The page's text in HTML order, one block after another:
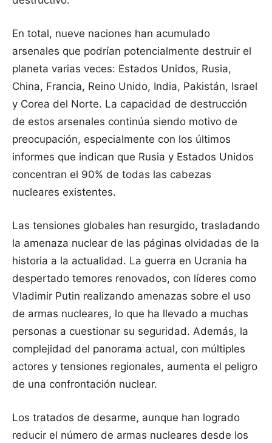
En total, nueve naciones han acumulado
arsenales que podrían potencialmente destruir el
planeta varias veces: Estados Unidos, Rusia,
China, Francia, Reino Unido, India, Pakistán, Israel
y Corea del Norte. La capacidad de destrucción
de estos arsenales continúa siendo motivo de
preocupación, especialmente con los últimos
informes que indican que Rusia y Estados Unidos
concentran el 90% de todas las cabezas
nucleares existentes.
Las tensiones globales han resurgido, trasladando
la amenaza nuclear de las páginas olvidadas de la
historia a la actualidad. La guerra en Ucrania ha
despertado temores renovados, con líderes como
Vladimir Putin realizando amenazas sobre el uso
de armas nucleares, lo que ha llevado a muchas
personas a cuestionar su seguridad. Además, la
complejidad del panorama actual, con múltiples
actores y tensiones regionales, aumenta el peligro
de una confrontación nuclear.
Los tratados de desarme, aunque han logrado
reducir el número de armas nucleares desde los